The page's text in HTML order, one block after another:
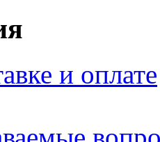
и оплате